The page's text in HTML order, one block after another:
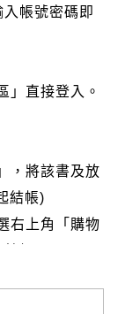
帳號密碼即
」直接登入。
，將該書及放
結帳)
右上角「購物